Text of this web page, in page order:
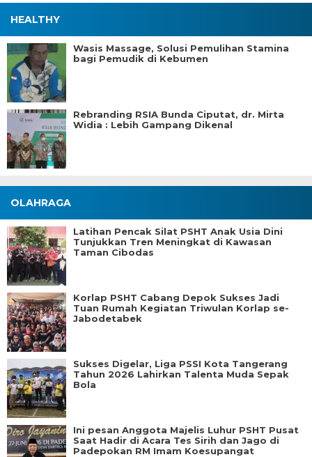
HEALTHY
Wasis Massage, Solusi Pemulihan Stamina
bagi Pemudik di Kebumen
Rebranding RSIA Bunda Ciputat, dr. Mirta
Widia : Lebih Gampang Dikenal
OLAHRAGA
Latihan Pencak Silat PSHT Anak Usia Dini
Tunjukkan Tren Meningkat di Kawasan
Taman Cibodas
Korlap PSHT Cabang Depok Sukses Jadi
Tuan Rumah Kegiatan Triwulan Korlap se-
Jabodetabek
Sukses Digelar, Liga PSSI Kota Tangerang
Tahun 2026 Lahirkan Talenta Muda Sepak
Bola
Ini pesan Anggota Majelis Luhur PSHT Pusat
Saat Hadir di Acara Tes Sirih dan Jago di
Padepokan RM Imam Koesupangat